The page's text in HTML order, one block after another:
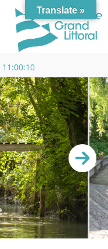
11:00:10
Translate »